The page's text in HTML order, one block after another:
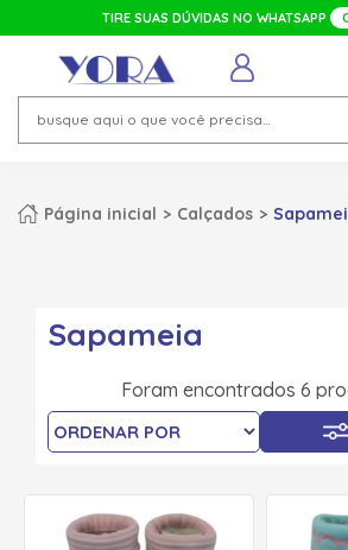
TIRE SUAS DÚVIDAS NO WHATSAPP
Página inicial Calçados
Sapameia
Foram encontrados 6